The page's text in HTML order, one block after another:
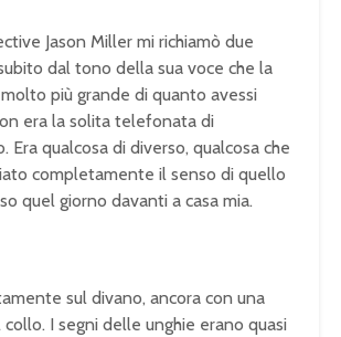
Jason Miller mi richiamò due
dal tono della sua voce che la
più grande di quanto avessi
era la solita telefonata di
Era qualcosa di diverso, qualcosa che
completamente il senso di quello
quel giorno davanti a casa mia.
sul divano, ancora con una
I segni delle unghie erano quasi